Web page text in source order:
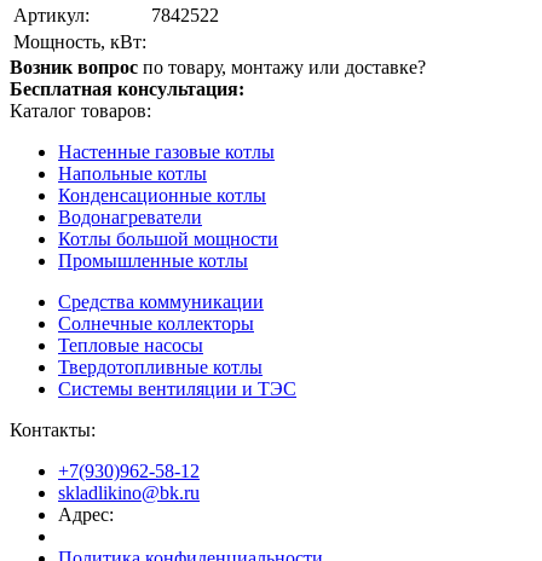
Артикул:
7842522
Мощность, кВт:
Возник вопрос по товару, монтажу или доставке?
Бесплатная консультация:
Каталог товаров:
Настенные газовые котлы
Напольные котлы
Конденсационные котлы
Водонагреватели
Котлы большой мощности
Промышленные котлы
Средства коммуникации
Солнечные коллекторы
Тепловые насосы
Твердотопливные котлы
Системы вентиляции и ТЭС
Контакты:
+7(930)962-58-12
skladlikino@bk.ru
Адрес: